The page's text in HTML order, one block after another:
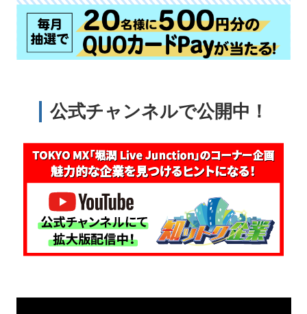
公式チャンネルで公開中！